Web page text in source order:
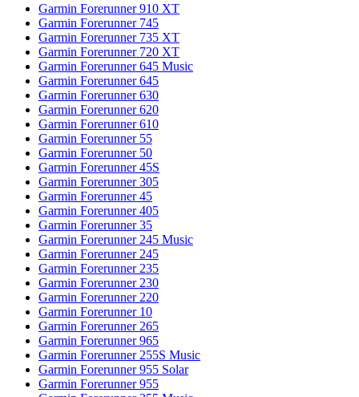
Garmin Forerunner 910 XT
Garmin Forerunner 745
Garmin Forerunner 735 XT
Garmin Forerunner 720 XT
Garmin Forerunner 645 Music
Garmin Forerunner 645
Garmin Forerunner 630
Garmin Forerunner 620
Garmin Forerunner 610
Garmin Forerunner 55
Garmin Forerunner 50
Garmin Forerunner 45S
Garmin Forerunner 305
Garmin Forerunner 45
Garmin Forerunner 405
Garmin Forerunner 35
Garmin Forerunner 245 Music
Garmin Forerunner 245
Garmin Forerunner 235
Garmin Forerunner 230
Garmin Forerunner 220
Garmin Forerunner 10
Garmin Forerunner 265
Garmin Forerunner 965
Garmin Forerunner 255S Music
Garmin Forerunner 955 Solar
Garmin Forerunner 955